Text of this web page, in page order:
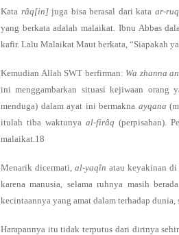
Kata râq[in]juga bisa berasal dari kata ar-
yang berkata adalah malaikat. Ibnu Abbas
kafir. Lalu Malaikat Maut berkata, “Siapakah
Kemudian Allah SWT berfirman: Wa zhanna
ini menggambarkan situasi kejiwaan orang
menduga) dalam ayat ini bermakna ayqana
itulah tiba waktunyaal-firâq(perpisahan).
malaikat.18
Menarik dicermati,al-yaqînatau keyakinan
karena manusia, selama ruhnya masih
kecintaannya yang amat dalam terhadap
Harapannya itu tidak terputus dari dirinya